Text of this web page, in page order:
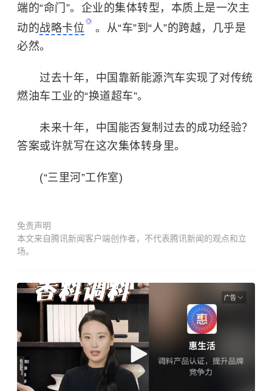
端的“命门”。企业的集体转型，本质上是一次主
动的战略卡位
。从“车”到“人”的跨越，几乎是
必然。
过去十年，中国靠新能源汽车实现了对传统
燃油车工业的“换道超车”。
未来十年，中国能否复制过去的成功经验？
答案或许就写在这次集体转身里。
(“三里河”工作室)
免责声明
本文来自腾讯新闻客户端创作者，不代表腾讯新闻的观点和立
场。
广告